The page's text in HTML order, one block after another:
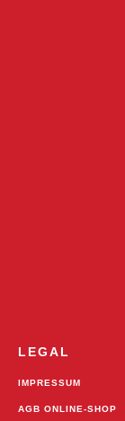
LEGAL
IMPRESSUM
AGB ONLINE-SHOP